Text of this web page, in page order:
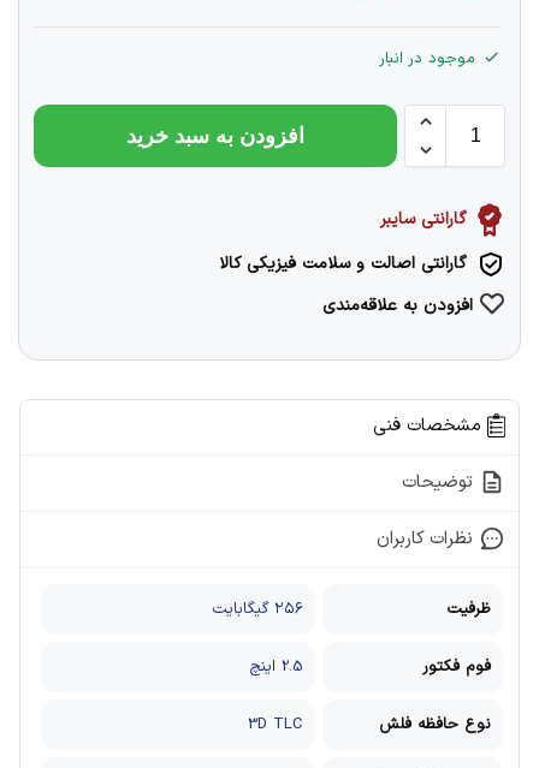
موجود در انبار
افزودن به سبد خرید
گارانتی سایبر
گارانتی اصالت و سلامت فیزیکی کالا
افزودن به علاقه‌مندی
مشخصات فنی
توضیحات
نظرات کاربران
ظرفیت ۲۵۶ گیگابایت
فوم فکتور 2.5 اینچ
نوع حافظه فلش 3D TLC